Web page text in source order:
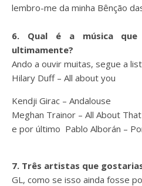
lembro-me da minha Bênção
6. Qual é a música
ultimamente?
Ando a ouvir muitas, segue a
Hilary Duff – All about you
Kendji Girac – Andalouse
Meghan Trainor – All About
e por último Pablo Alborán –
7. Três artistas que
GL, como se isso ainda fosse